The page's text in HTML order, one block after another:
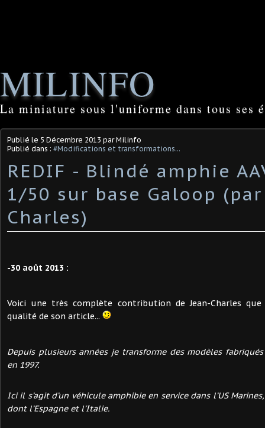
MILINFO
La miniature sous l'uniforme dans tous ses
Publié le 5 Décembre 2013 par Milinfo
Publié dans : #Modifications et transformations...
REDIF - Blindé amphie
1/50 sur base Galoop
Charles)
-30 août 2013 :
Voici une très complète contribution de Jean-Charles
qualité de son article...
Depuis plusieurs années je transforme des modèles
en 1997.
Ici il s’agit d’un véhicule amphibie en service dans l’US
dont l’Espagne et l’Italie.